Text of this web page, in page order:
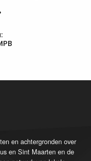
en achtergronden over
en Sint Maarten en de